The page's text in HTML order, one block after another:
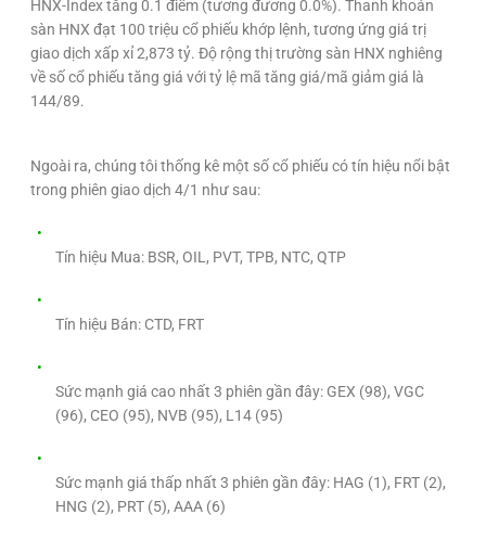
HNX-Index tăng 0.1 điểm (tương đương 0.0%). Thanh khoản
sàn HNX đạt 100 triệu cổ phiếu khớp lệnh, tương ứng giá trị
giao dịch xấp xỉ 2,873 tỷ. Độ rộng thị trường sàn HNX nghiêng
về số cổ phiếu tăng giá với tỷ lệ mã tăng giá/mã giảm giá là
144/89.
Ngoài ra, chúng tôi thống kê một số cổ phiếu có tín hiệu nổi bật
trong phiên giao dịch 4/1 như sau:
Tín hiệu Mua: BSR, OIL, PVT, TPB, NTC, QTP
Tín hiệu Bán: CTD, FRT
Sức mạnh giá cao nhất 3 phiên gần đây: GEX (98), VGC
(96), CEO (95), NVB (95), L14 (95)
Sức mạnh giá thấp nhất 3 phiên gần đây: HAG (1), FRT (2),
HNG (2), PRT (5), AAA (6)